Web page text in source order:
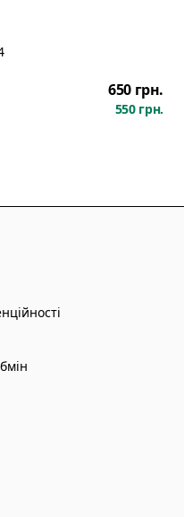
650 грн.
550 грн.